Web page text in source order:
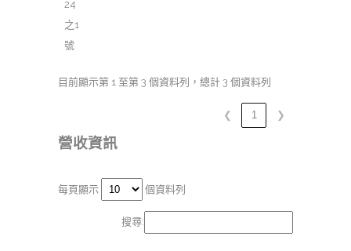
24
之1
號
目前顯示第 1 至第 3 個資料列，總計 3 個資料列
❮ 1 ❯
營收資訊
每頁顯示 個資料列
搜尋: